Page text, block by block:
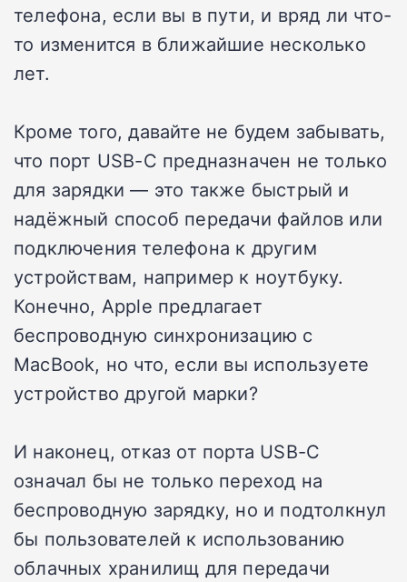
телефона, если вы в пути, и вряд ли что-
то изменится в ближайшие несколько
лет.
Кроме того, давайте не будем забывать,
что порт USB-C предназначен не только
для зарядки — это также быстрый и
надёжный способ передачи файлов или
подключения телефона к другим
устройствам, например к ноутбуку.
Конечно, Apple предлагает
беспроводную синхронизацию с
MacBook, но что, если вы используете
устройство другой марки?
И наконец, отказ от порта USB-C
означал бы не только переход на
беспроводную зарядку, но и подтолкнул
бы пользователей к использованию
облачных хранилищ для передачи